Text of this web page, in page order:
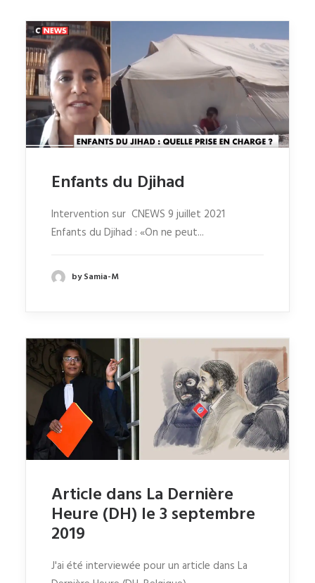
Enfants du Djihad
Intervention sur CNEWS 9 juillet 2021
Enfants du Djihad : «On ne peut...
by Samia-M
Article dans La Dernière
Heure (DH) le 3 septembre
2019
J'ai été interviewée pour un article dans La